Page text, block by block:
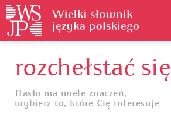
Historia słownika
Jak korzystać
rozchełstać się
Hasło ma wiele znaczeń,
wybierz to, które Cię interesuje